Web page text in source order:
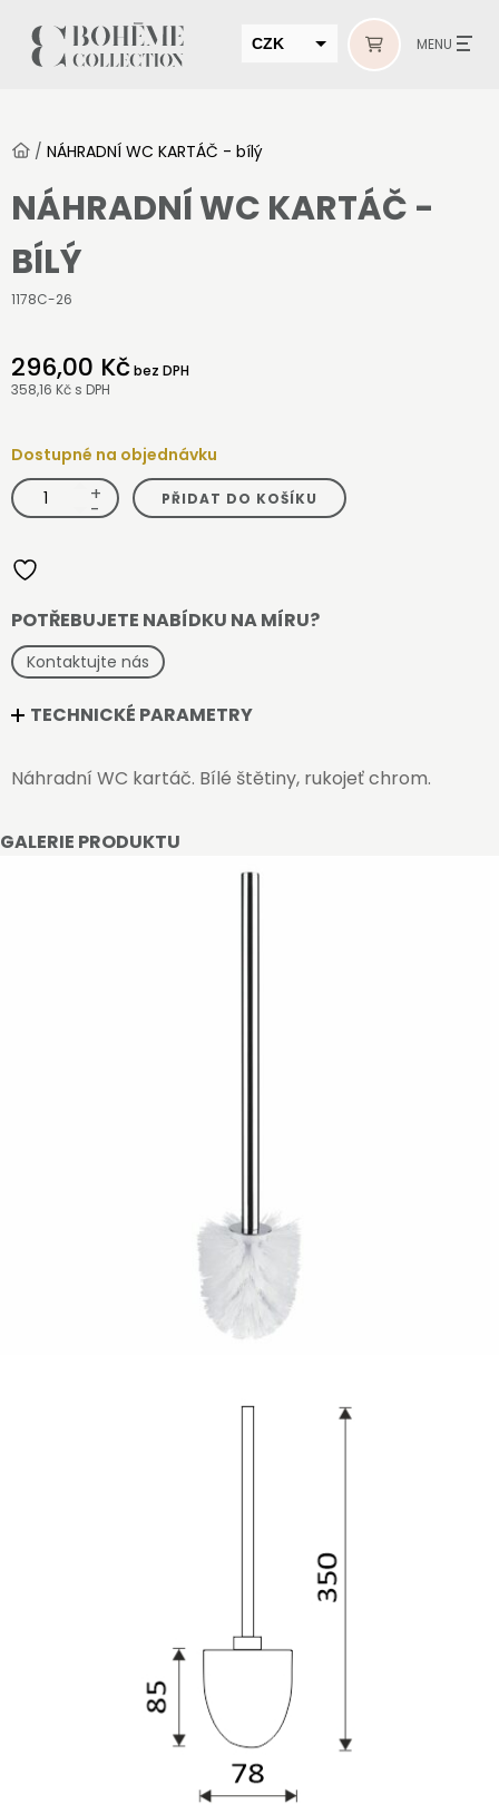
CZK
MUR
MENU
/ NÁHRADNÍ WC KARTÁČ - bílý
GALERIE PRODUKTU
NÁHRADNÍ WC KARTÁČ -
BÍLÝ
1178C-26
296,00 Kčbez DPH
358,16 Kč s DPH
Dostupné na objednávku
NÁHRADNÍ
WC
KARTÁČ
množství
+
- PŘIDAT DO KOŠÍKU
POTŘEBUJETE NABÍDKU NA MÍRU?
Kontaktujte nás
TECHNICKÉ PARAMETRY
Náhradní WC kartáč. Bílé štětiny, rukojeť chrom.